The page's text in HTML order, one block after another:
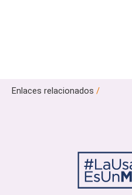
Enlaces relacionados /